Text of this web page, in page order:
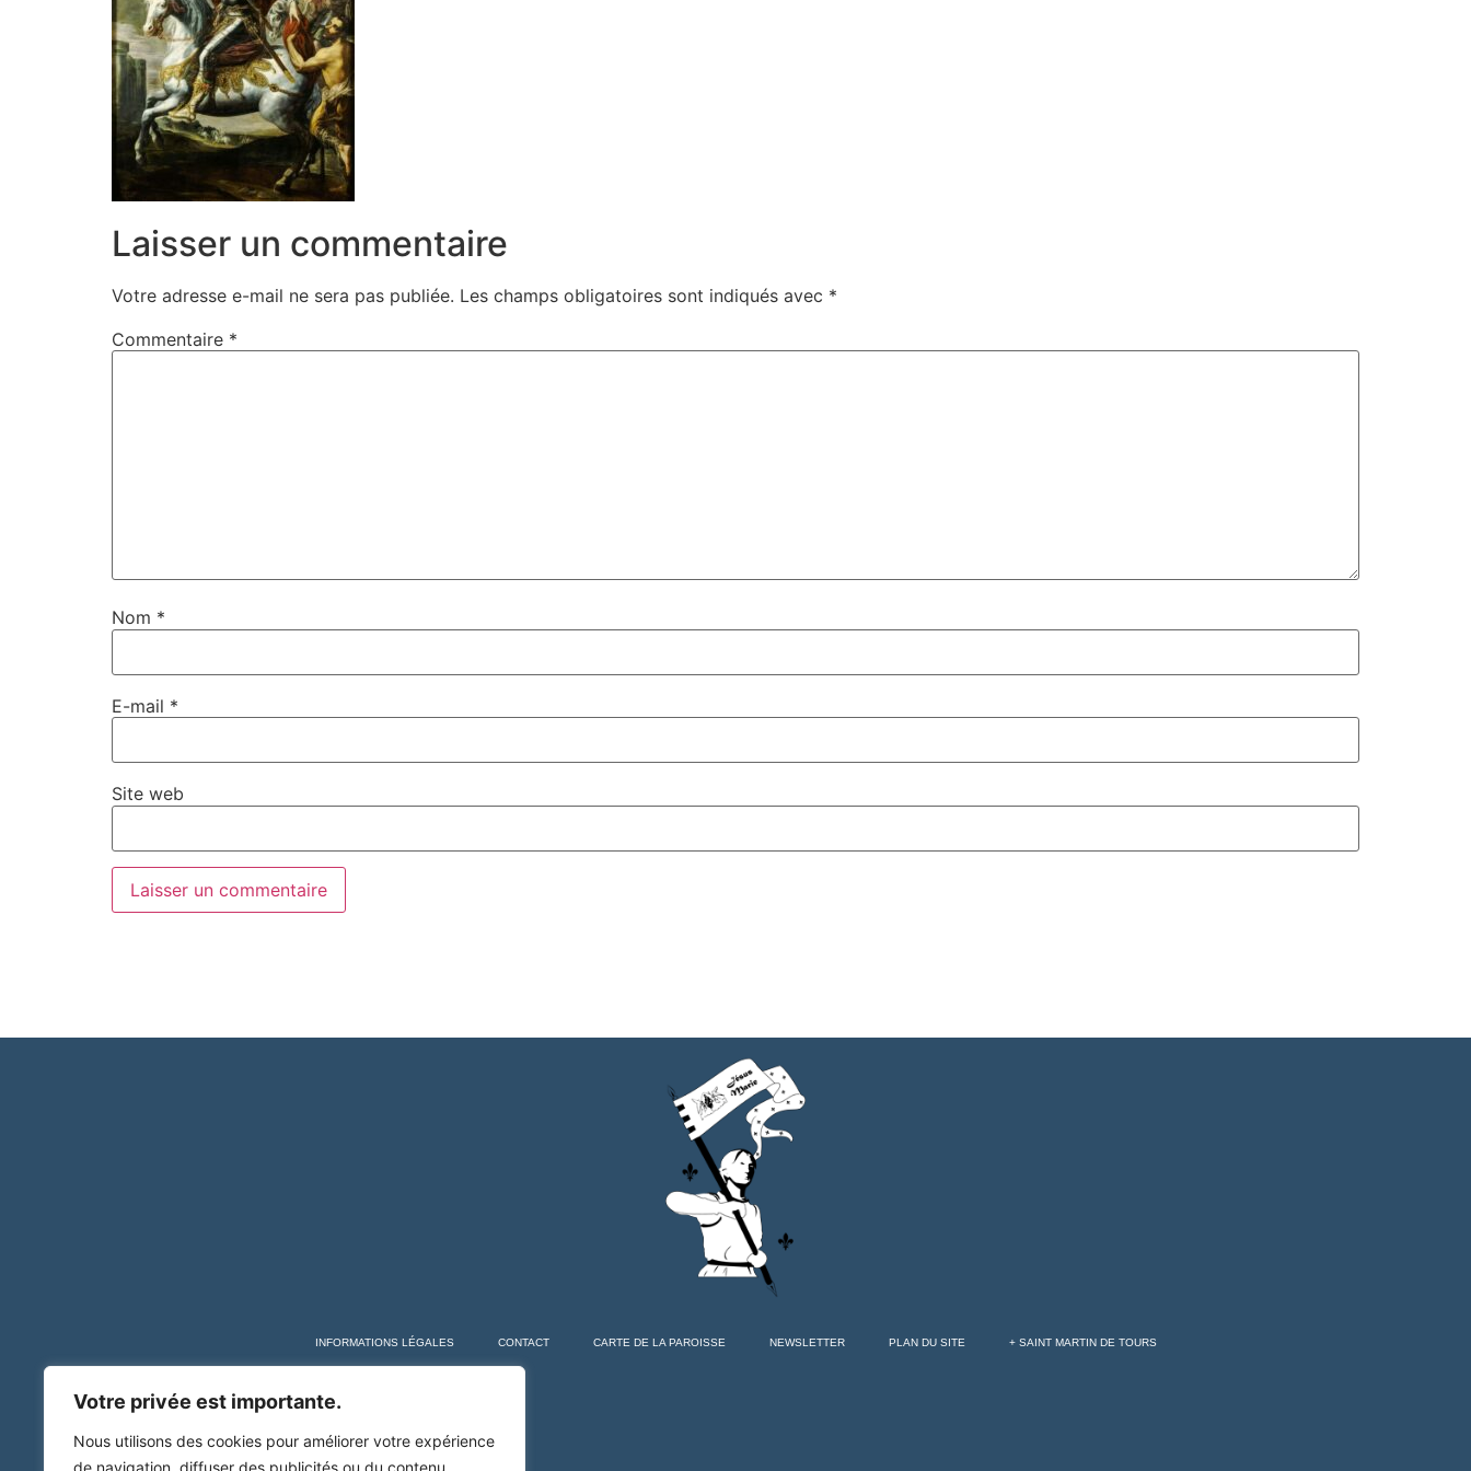
Votre privée est importante.
Nous utilisons des cookies pour améliorer votre expérience
de navigation, diffuser des publicités ou du contenu
Laisser un commentaire
Votre adresse e-mail ne sera pas publiée. Les champs obligatoires sont indiqués avec *
Commentaire *
Nom *
E-mail *
Site web
INFORMATIONS LÉGALES CONTACT CARTE DE LA PAROISSE NEWSLETTER PLAN DU SITE + SAINT MARTIN DE TOURS